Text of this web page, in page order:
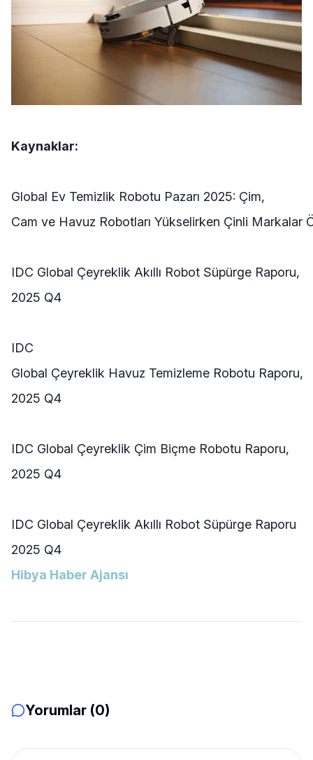
Kaynaklar:
Global Ev Temizlik Robotu Pazarı 2025: Çim,
Cam ve Havuz Robotları Yükselirken Çinli Markalar
IDC Global Çeyreklik Akıllı Robot Süpürge Raporu,
2025 Q4
IDC
Global Çeyreklik Havuz Temizleme Robotu Raporu,
2025 Q4
IDC Global Çeyreklik Çim Biçme Robotu Raporu,
2025 Q4
IDC Global Çeyreklik Akıllı Robot Süpürge Raporu
2025 Q4
Hibya Haber Ajansı
Yorumlar (0)